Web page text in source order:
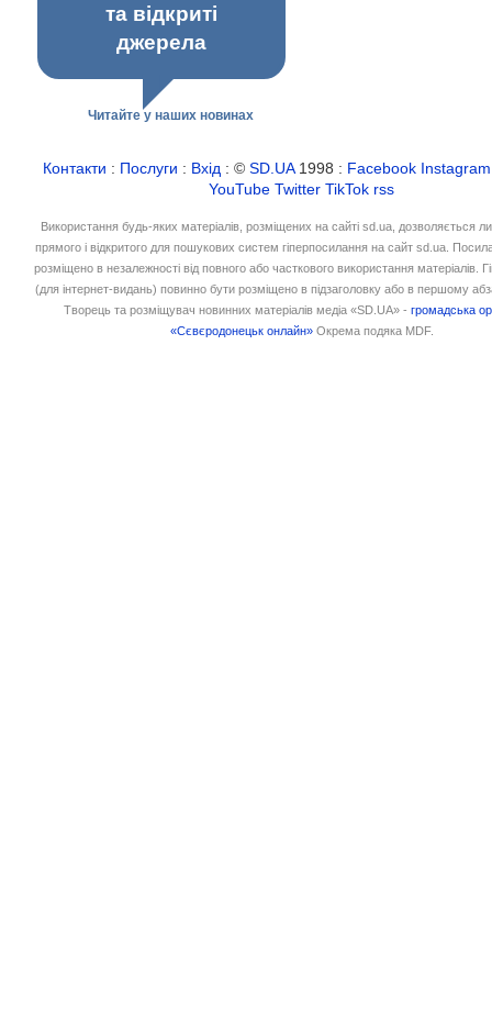
та відкриті
джерела
Читайте у наших новинах
Контакти : Послуги : Вхід : ©SD.UA1998 : Facebook Instagram
YouTube Twitter TikTok rss
Використання будь-яких матеріалів, розміщених на сайті sd.ua, дозволяється
прямого і відкритого для пошукових систем гіперпосилання на сайт sd.ua.
розміщено в незалежності від повного або часткового використання матеріалів.
(для інтернет-видань) повинно бути розміщено в підзаголовку або в першому
Творець та розміщувач новинних матеріалів медіа «SD.UA» -громадська
«Сєвєродонецьк онлайн» Окрема подяка MDF.